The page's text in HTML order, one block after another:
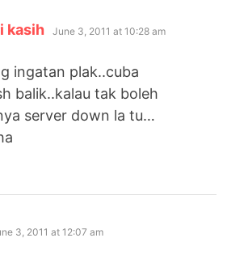
kasih says:
June 3, 2011 at 10:28 am
ingatan plak..cuba
balik..kalau tak boleh
server down la tu…
3, 2011 at 12:07 am